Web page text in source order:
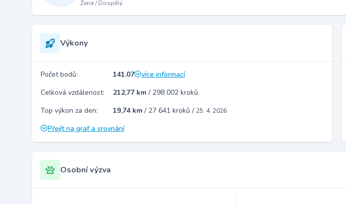
Žena / Dospělý
Výkony
Počet bodů: 141.07
více informací
Celková vzdálenost:
212,77 km / 298 002 kroků
Top výkon za den:
19,74 km / 27 641 kroků / 25. 4. 2026
Přejít na graf a srovnání
Osobní výzva